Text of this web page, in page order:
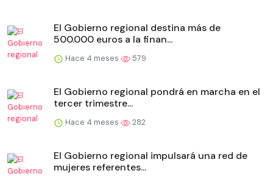
El Gobierno regional destina más de
500.000 euros a la finan...
Hace 4 meses 579
El Gobierno regional pondrá en marcha en el
tercer trimestre...
Hace 4 meses 282
El Gobierno regional impulsará una red de
mujeres referentes...